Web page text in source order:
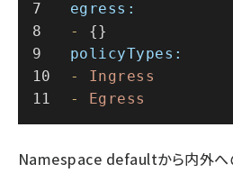
egress:
-
{}
policyTypes:
-
Ingress
-
Egress
Namespace defaultから内外へ